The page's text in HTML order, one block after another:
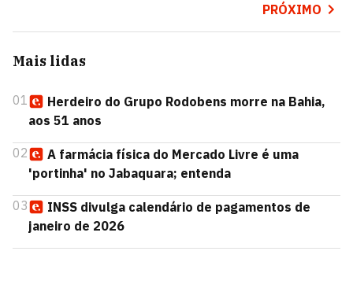
PRÓXIMO
Mais lidas
01
Herdeiro do Grupo Rodobens morre na Bahia,
aos 51 anos
02
A farmácia física do Mercado Livre é uma
'portinha' no Jabaquara; entenda
03
INSS divulga calendário de pagamentos de
janeiro de 2026